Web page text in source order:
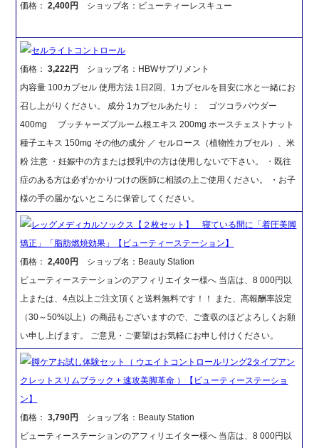
価格：2,400円 ショップ名：ビューティーレスキュー
セルライトコントロール
価格：3,222円
ショップ名：HBWサプリメント
内容量 100カプセル 使用方法 1日2回、1カプセルを目安に水と一緒にお
召し上がりください。 成分 1カプセルあたり： ゴツコラパウダー
400mg ブッチャーズブルーム根エキス 200mg ホースチェストナット
種子エキス 150mg その他の成分 ／ セルロース（植物性カプセル）、米
粉 注意 ・妊娠中の方または授乳中の方は使用しないで下さい。 ・既往
症のある方は必ずかかりつけの医師に相談の上ご使用ください。 ・お子
様の手の届かないところに保管してください。
レッグメディカルソックス【２枚セット】 寝ている間に「着圧美脚
矯正」「脂肪燃焼効果」【ビューティーステーション】
価格：2,400円
ショップ名：Beauty Station
ビューティーステーションのアフィリエイター様へ 当店は、8 000円以
上または、4点以上ご注文頂くと送料無料です！！ また、高報酬率設定
（30～50%以上）の商品もございますので、ご査収のほどよろしくお願
い申し上げます。 ご意見・ご要望はお気軽にお申し付けください。
脚ケアお試し体験セット（ ウエイトコントロールリング2タイプアン
クレットスリムブラック + 速攻美脚革命 ）【ビューティーステーショ
ン】
価格：3,790円
ショップ名：Beauty Station
ビューティーステーションのアフィリエイター様へ 当店は、8 000円以